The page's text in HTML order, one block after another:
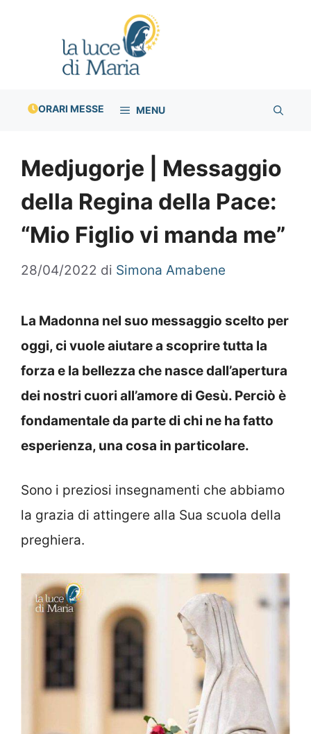
ORARI MESSE MENU
Medjugorje | Messaggio
della Regina della Pace:
“Mio Figlio vi manda me”
28/04/2022 di Simona Amabene
La Madonna nel suo messaggio scelto per
oggi, ci vuole aiutare a scoprire tutta la
forza e la bellezza che nasce dall’apertura
dei nostri cuori all’amore di Gesù. Perciò è
fondamentale da parte di chi ne ha fatto
esperienza, una cosa in particolare.
Sono i preziosi insegnamenti che abbiamo
la grazia di attingere alla Sua scuola della
preghiera.